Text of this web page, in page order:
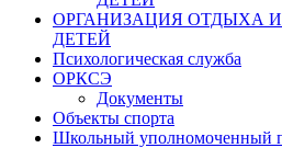
ОРГАНИЗАЦИЯ ОТДЫХА
ДЕТЕЙ
Психологическая служба
ОРКСЭ
Документы
Объекты спорта
Школьный уполномоченный